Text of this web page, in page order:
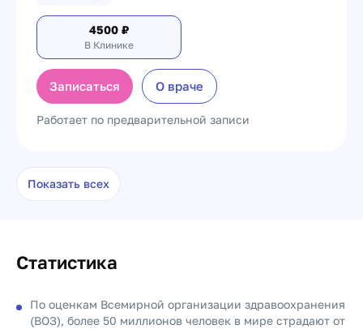
4500 ₽
В Клинике
Записаться О враче
Работает по предварительной записи
Показать всех
Статистика
По оценкам Всемирной организации здравоохранения
(ВОЗ), более 50 миллионов человек в мире страдают от